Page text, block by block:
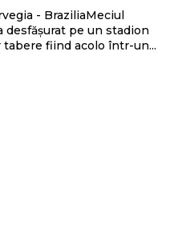
- BraziliaMeciul
desfășurat pe un stadion
fiind acolo într-un...